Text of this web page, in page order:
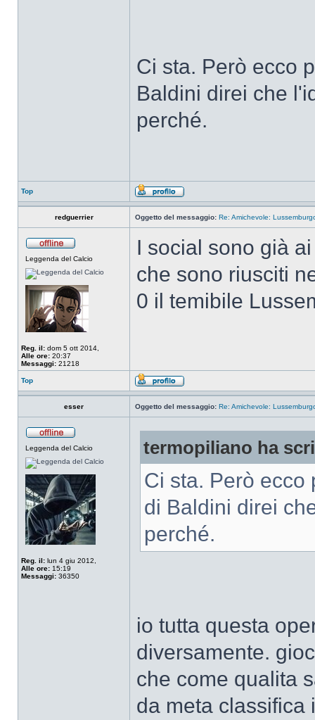
Ci sta. Però ecco
Baldini direi che
perché.
Top
redguerrier Oggetto del messaggio: Re: Amichevole:
Leggenda del Calcio
Reg. il: dom 5 ott 2014,
Alle ore: 20:37
Messaggi: 21218
I social sono già
che sono riusciti
0 il temibile
Top
esser Oggetto del messaggio: Re: Amichevole:
Leggenda del Calcio
Reg. il: lun 4 giu 2012,
Alle ore: 15:19
Messaggi: 36350
termopiliano ha
Ci sta. Però ecco
di Baldini direi
perché.
io tutta questa
diversamente.
che come qualita
da meta classifica